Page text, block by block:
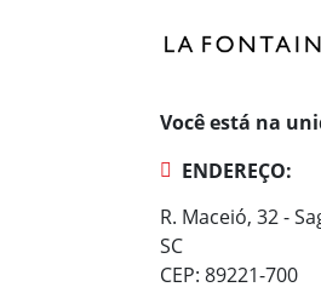
Você está na
ENDEREÇO:
R. Maceió, 32 -
SC
CEP: 89221-700